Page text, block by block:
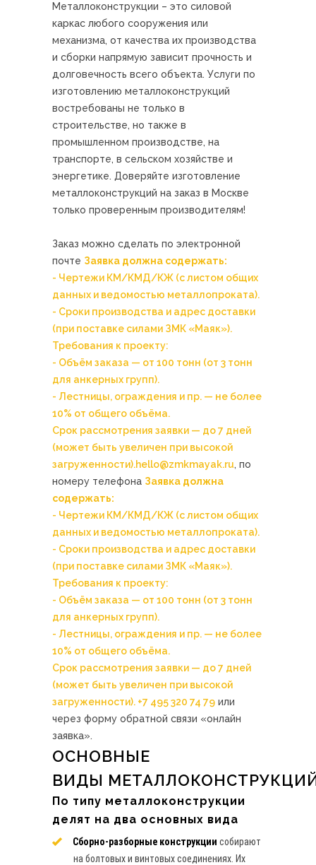
Металлоконструкции – это силовой
каркас любого сооружения или
механизма, от качества их производства
и сборки напрямую зависит прочность и
долговечность всего объекта. Услуги по
изготовлению металлоконструкций
востребованы не только в
строительстве, но также в
промышленном производстве, на
транспорте, в сельском хозяйстве и
энергетике. Доверяйте изготовление
металлоконструкций на заказ в Москве
только проверенным производителям!
Заказ можно сделать по электронной
почте Заявка должна содержать:
- Чертежи КМ/КМД/КЖ (с листом общих
данных и ведомостью металлопроката).
- Сроки производства и адрес доставки
(при поставке силами ЗМК «Маяк»).
Требования к проекту:
- Объём заказа — от 100 тонн (от 3 тонн
для анкерных групп).
- Лестницы, ограждения и пр. — не более
10% от общего объёма.
Срок рассмотрения заявки — до 7 дней
(может быть увеличен при высокой
загруженности).hello@zmkmayak.ru, по
номеру телефона Заявка должна
содержать:
- Чертежи КМ/КМД/КЖ (с листом общих
данных и ведомостью металлопроката).
- Сроки производства и адрес доставки
(при поставке силами ЗМК «Маяк»).
Требования к проекту:
- Объём заказа — от 100 тонн (от 3 тонн
для анкерных групп).
- Лестницы, ограждения и пр. — не более
10% от общего объёма.
Срок рассмотрения заявки — до 7 дней
(может быть увеличен при высокой
загруженности). +7 495 320 74 79 или
через форму обратной связи «онлайн
заявка».
ОСНОВНЫЕ
ВИДЫ
По типу металлоконструкции
делят на два основных вида
Сборно-разборные конструкции собирают
на болтовых и винтовых соединениях. Их